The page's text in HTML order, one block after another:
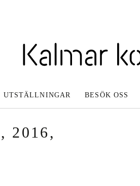
UTSTÄLLNINGAR BESÖK OSS
2016,